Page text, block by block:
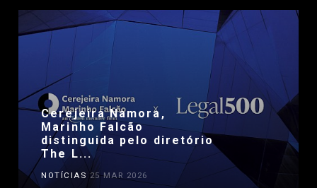
Cerejeira Namora,
Marinho Falcão
distinguida pelo diretório
The L...
NOTÍCIAS 25 MAR 2026